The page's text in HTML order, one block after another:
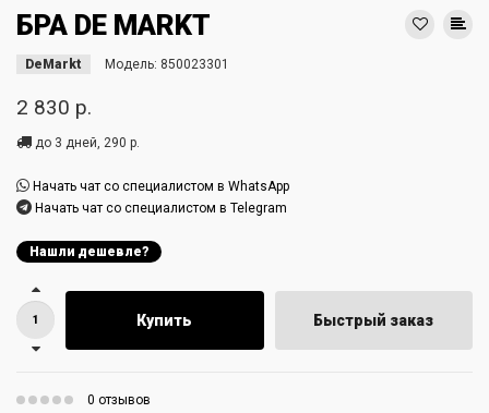
БРА DE MARKT
DeMarkt Модель: 850023301
2 830 р.
до 3 дней, 290 р.
Начать чат со специалистом в WhatsApp
Начать чат со специалистом в Telegram
Нашли дешевле?
Купить Быстрый заказ
0 отзывов